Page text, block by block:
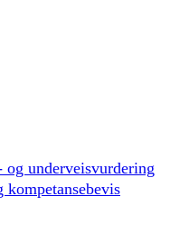
og underveisvurdering
kompetansebevis